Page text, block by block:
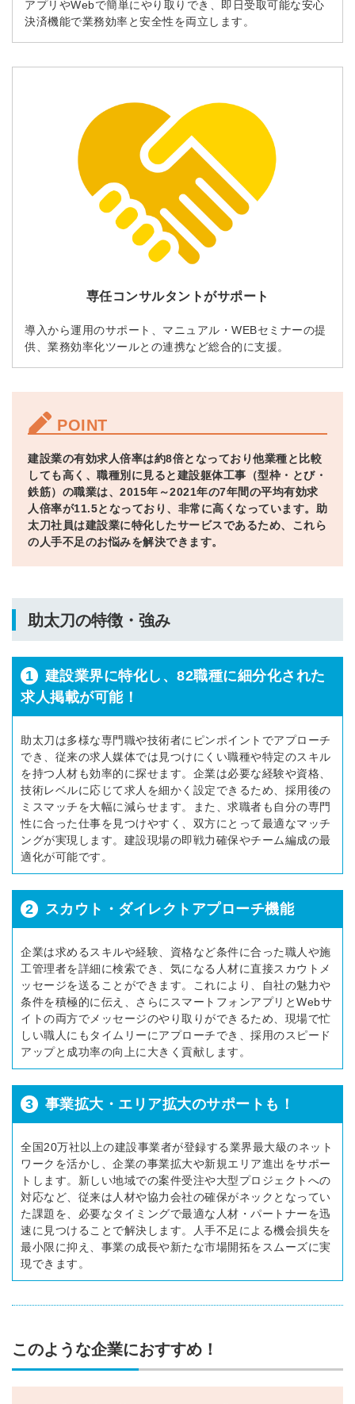
アプリやWebで簡単にやり取りでき、即日受取可能な安心
決済機能で業務効率と安全性を両立します。
専任コンサルタントがサポート
導入から運用のサポート、マニュアル・WEBセミナーの提
供、業務効率化ツールとの連携など総合的に支援。
POINT
建設業の有効求人倍率は約8倍となっており他業種と比較
しても高く、職種別に見ると建設躯体工事（型枠・とび・
鉄筋）の職業は、2015年～2021年の7年間の平均有効求
人倍率が11.5となっており、非常に高くなっています。助
太刀社員は建設業に特化したサービスであるため、これら
の人手不足のお悩みを解決できます。
助太刀の特徴・強み
1
建設業界に特化し、82職種に細分化された
求人掲載が可能！
助太刀は多様な専門職や技術者にピンポイントでアプローチ
でき、従来の求人媒体では見つけにくい職種や特定のスキル
を持つ人材も効率的に探せます。企業は必要な経験や資格、
技術レベルに応じて求人を細かく設定できるため、採用後の
ミスマッチを大幅に減らせます。また、求職者も自分の専門
性に合った仕事を見つけやすく、双方にとって最適なマッチ
ングが実現します。建設現場の即戦力確保やチーム編成の最
適化が可能です。
2 スカウト・ダイレクトアプローチ機能
企業は求めるスキルや経験、資格など条件に合った職人や施
工管理者を詳細に検索でき、気になる人材に直接スカウトメ
ッセージを送ることができます。これにより、自社の魅力や
条件を積極的に伝え、さらにスマートフォンアプリとWebサ
イトの両方でメッセージのやり取りができるため、現場で忙
しい職人にもタイムリーにアプローチでき、採用のスピード
アップと成功率の向上に大きく貢献します。
3 事業拡大・エリア拡大のサポートも！
全国20万社以上の建設事業者が登録する業界最大級のネット
ワークを活かし、企業の事業拡大や新規エリア進出をサポー
トします。新しい地域での案件受注や大型プロジェクトへの
対応など、従来は人材や協力会社の確保がネックとなってい
た課題を、必要なタイミングで最適な人材・パートナーを迅
速に見つけることで解決します。人手不足による機会損失を
最小限に抑え、事業の成長や新たな市場開拓をスムーズに実
現できます。
このような企業におすすめ！